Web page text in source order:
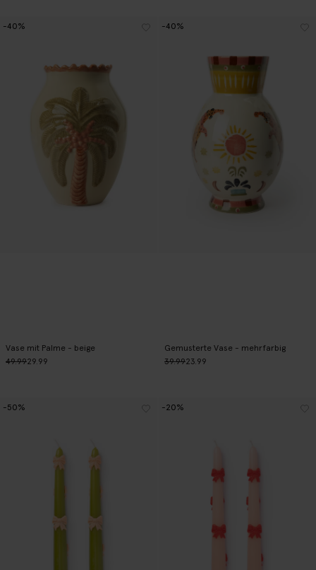
Vase mit Palme - beige
49.9929.99
-40%
Gemusterte Vase - mehrfarbig
39.9923.99
-40%
-50% -20%